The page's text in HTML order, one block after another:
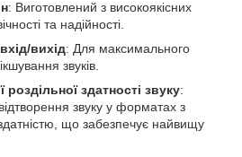
: Виготовлений з високоякісних
та надійності.
вихід: Для максимального
звуків.
роздільної здатності звуку:
звуку у форматах з
що забезпечує найвищу